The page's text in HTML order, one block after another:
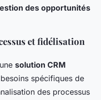
des opportunités
et fidélisation
solution CRM
spécifiques de
des processus